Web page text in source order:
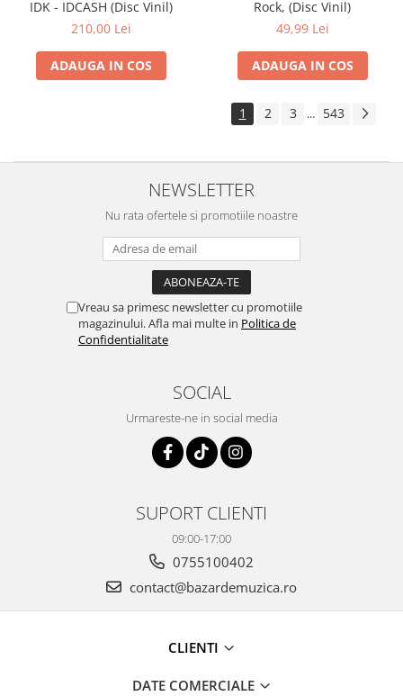
IDK - IDCASH (Disc Vinil)
210,00 Lei
ADAUGA IN COS
Rock, (Disc Vinil)
49,99 Lei
ADAUGA IN COS
1 2 3 ... 543
NEWSLETTER
Nu rata ofertele si promotiile noastre
Vreau sa primesc newsletter cu promotiile
magazinului. Afla mai multe in Politica de
Confidentialitate
SOCIAL
Urmareste-ne in social media
SUPORT CLIENTI
09:00-17:00
0755100402
contact@bazardemuzica.ro
CLIENTI
DATE COMERCIALE